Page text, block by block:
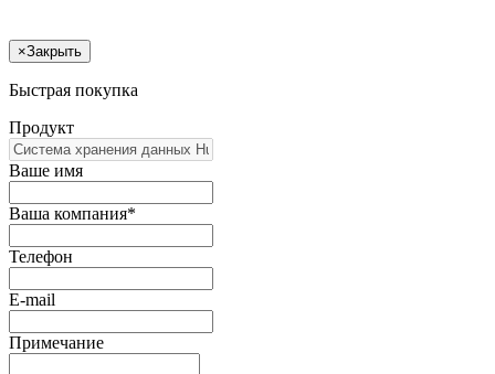
×Закрыть
Быстрая покупка
Продукт
Ваше имя
Ваша компания*
Телефон
E-mail
Примечание